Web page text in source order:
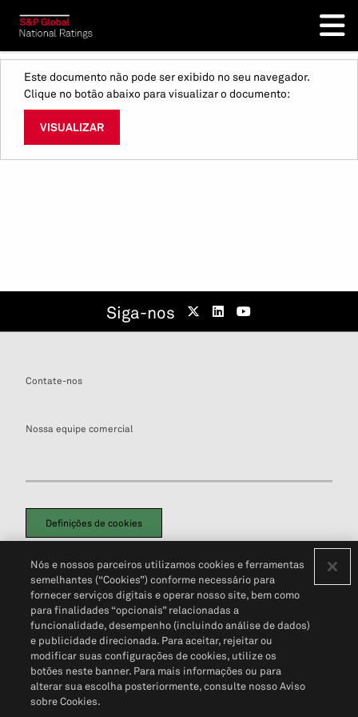
Este documento não pode ser exibido no seu navegador.
Clique no botão abaixo para visualizar o documento:
VISUALIZAR
Siga-nos
Contate-nos
Nossa equipe comercial
Definições de cookies
Política de PrivacidadePortal de privacidade do cliente (em inglês)
Não Venda Minhas Informações Pessoais© 2026 S&P Global
Nós e nossos parceiros utilizamos cookies e ferramentas
semelhantes (“Cookies”) conforme necessário para
fornecer serviços digitais e operar nosso site, bem como
para finalidades “opcionais” relacionadas a
funcionalidade, desempenho (incluindo análise de dados)
e publicidade direcionada. Para aceitar, rejeitar ou
modificar suas configurações de cookies, utilize os
botões neste banner. Para mais informações ou para
alterar sua escolha posteriormente, consulte nosso Aviso
sobre Cookies.